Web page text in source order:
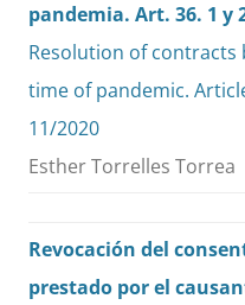
pandemia. Art. 36. 1 y
Resolution of contracts
time of pandemic.
11/2020
Esther Torrelles Torrea
Revocación del
prestado por el